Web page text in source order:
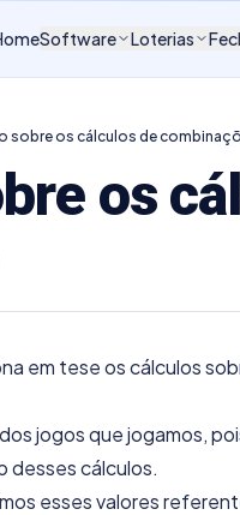
Software Loterias
sobre os cálculos de
os
em tese os cálculos
jogos que jogamos,
desses cálculos.
esses valores